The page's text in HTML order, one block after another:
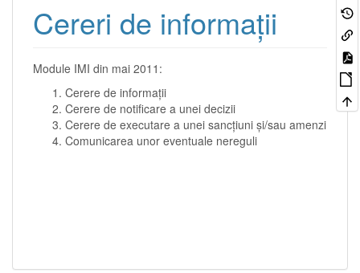
Cereri de informații
Module IMI din mai 2011:
Cerere de informații
Cerere de notificare a unei decizii
Cerere de executare a unei sancțiuni și/sau amenzi
Comunicarea unor eventuale nereguli